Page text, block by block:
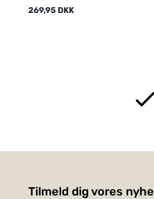
269,95 DKK
Tilmeld dig vores